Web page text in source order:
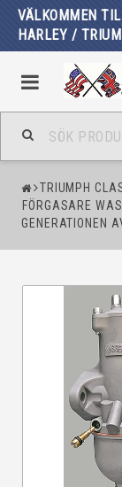
VÄLKOMMEN
HARLEY /
TRIUMPH
FÖRGASARE
GENERATIONEN